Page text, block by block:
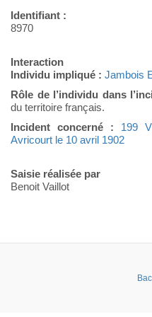
Identifiant :
8970
Interaction
Individu impliqué : Jambois
Rôle de l’individu dans
du territoire français.
Incident concerné :
199
Avricourt le 10 avril 1902
Saisie réalisée par
Benoit Vaillot